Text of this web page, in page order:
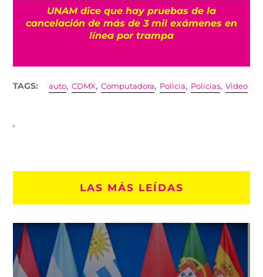
UNAM dice que hay pruebas de la
cancelación de más de 3 mil exámenes en
línea por trampa
TAGS: auto,CDMX,Computadora, Policia, Policias,Video
LAS MÁS LEÍDAS